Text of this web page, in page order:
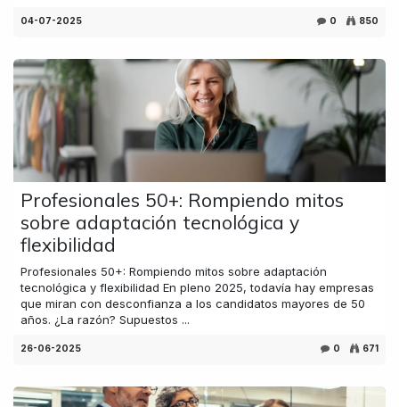
04-07-2025 0 850
Profesionales 50+: Rompiendo mitos
sobre adaptación tecnológica y
flexibilidad
Profesionales 50+: Rompiendo mitos sobre adaptación
tecnológica y flexibilidad En pleno 2025, todavía hay empresas
que miran con desconfianza a los candidatos mayores de 50
años. ¿La razón? Supuestos ...
26-06-2025 0 671